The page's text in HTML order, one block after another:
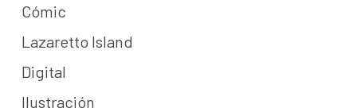
Cómic
Lazaretto Island
Digital
Ilustración